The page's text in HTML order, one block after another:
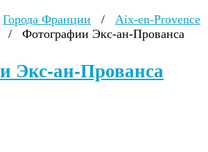
Города Франции /
Aix-en-Provence
/ Фотографии Экс-ан-Прованса
Экс-ан-Прованса